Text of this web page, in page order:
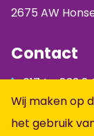
2675 AW
Contact
0174 - 833
Facebook
Instagram
Wij maken op
het gebruik